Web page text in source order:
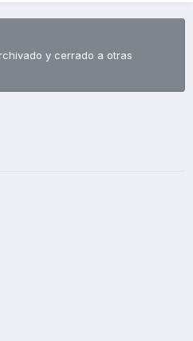
y cerrado a otras